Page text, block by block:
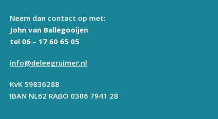
Neem dan contact op met:
John van Ballegooijen
tel 06 – 17 60 65 05
info@deleegruimer.nl
KvK 59836288
IBAN NL62 RABO 0306 7941 28